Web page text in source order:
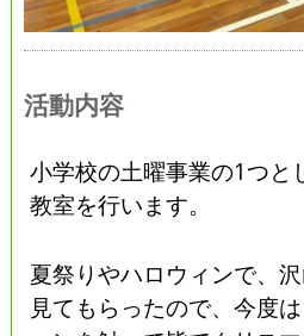
活動内容
小学校の土曜事業の1つと
教室を行います。
夏祭りやハロウィンで、
見てもらったので、今度